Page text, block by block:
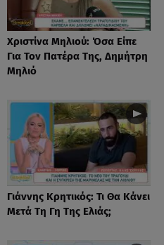
Χριστίνα Μηλιού: Όσα Είπε
Για Τον Πατέρα Της, Δημήτρη
Μηλιό
Γιάννης Κρητικός: Τι Θα Κάνει
Μετά Τη Γη Της Ελιάς;